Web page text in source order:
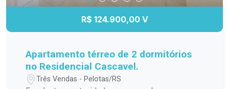
R$ 124.900,00 V
Apartamento térreo de 2 dormitórios
no Residencial Cascavel.
Três Vendas - Pelotas/RS